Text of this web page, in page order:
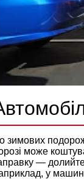
зимових
може
—
у